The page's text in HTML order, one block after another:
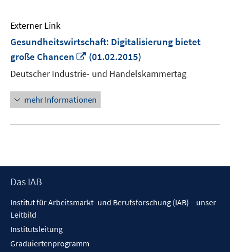
Externer Link
Gesundheitswirtschaft: Digitalisierung bietet
große Chancen
In
neuem
Fenster
öffnen
(01.02.2015)
Deutscher Industrie- und Handelskammertag
mehr Informationen
Footer
Das IAB
Institut für Arbeitsmarkt- und Berufsforschung (IAB) – unser
Leitbild
Institutsleitung
Graduiertenprogramm